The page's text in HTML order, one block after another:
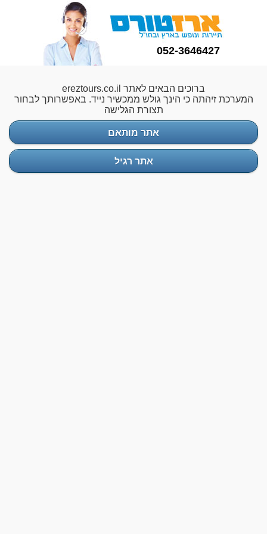
052-3646427
ברוכים הבאים לאתר ereztours.co.il
המערכת זיהתה כי הינך גולש ממכשיר נייד. באפשרותך לבחור
תצורת הגלישה
אתר מותאם
אתר רגיל